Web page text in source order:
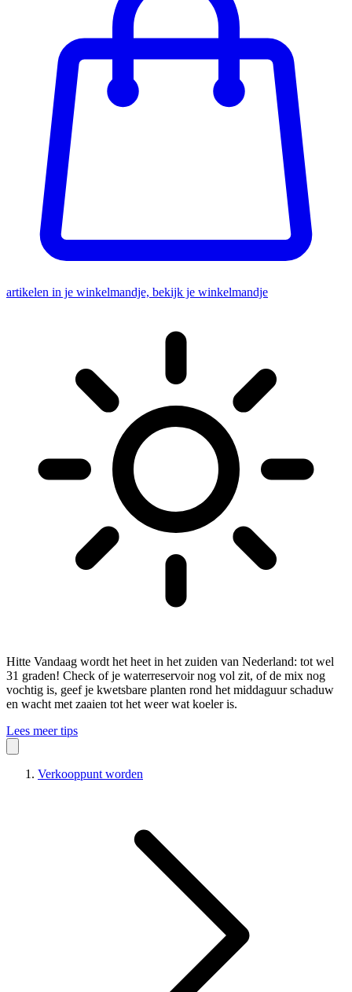
artikelen in je winkelmandje, bekijk je winkelmandje
Hitte Vandaag wordt het heet in het zuiden van Nederland: tot wel
31 graden! Check of je waterreservoir nog vol zit, of de mix nog
vochtig is, geef je kwetsbare planten rond het middaguur schaduw
en wacht met zaaien tot het weer wat koeler is.
Lees meer tips
Verkooppunt worden